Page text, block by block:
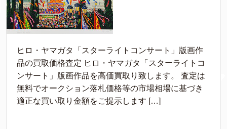
ヒロ・ヤマガタ「スターライトコンサート」版画作
品の買取価格査定 ヒロ・ヤマガタ「スターライトコ
ンサート」版画作品を高価買取り致します。 査定は
無料でオークション落札価格等の市場相場に基づき
適正な買い取り金額をご提示します […]